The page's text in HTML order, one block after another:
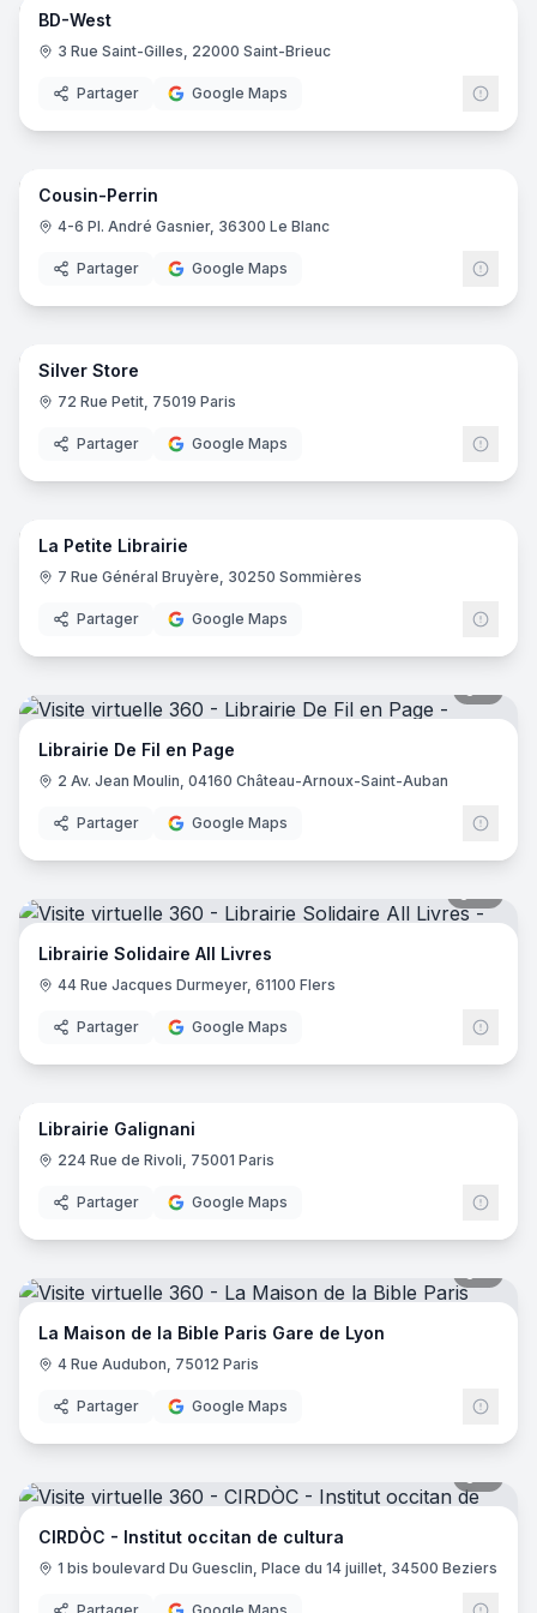
Ecriture- Chabeuil
Aux Feuillantines- Privas
BD-West
3 Rue Saint-Gilles, 22000 Saint-Brieuc
Partager Google Maps
8
Cousin-Perrin
4-6 Pl. André Gasnier, 36300 Le Blanc
Partager Google Maps
5
Silver Store
72 Rue Petit, 75019 Paris
Partager Google Maps
8
La Petite Librairie
7 Rue Général Bruyère, 30250 Sommières
Partager Google Maps
Librairie De Fil en Page
2 Av. Jean Moulin, 04160 Château-Arnoux-Saint-Auban
Partager Google Maps
Librairie Solidaire All Livres
44 Rue Jacques Durmeyer, 61100 Flers
Partager Google Maps
12
Librairie Galignani
224 Rue de Rivoli, 75001 Paris
Partager Google Maps
La Maison de la Bible Paris Gare de Lyon
4 Rue Audubon, 75012 Paris
Partager Google Maps
CIRDÒC - Institut occitan de cultura
1 bis boulevard Du Guesclin, Place du 14 juillet, 34500 Beziers